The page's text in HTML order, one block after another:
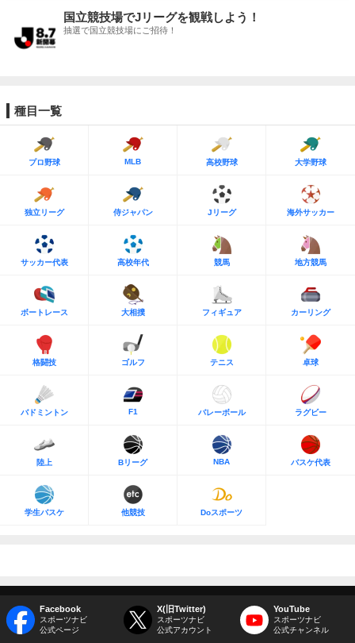
国立競技場でJリーグを観戦しよう！
抽選で国立競技場にご招待！
種目一覧
プロ野球 MLB 高校野球 大学野球
独立リーグ 侍ジャパン Jリーグ 海外サッカー
サッカー代表 高校年代 競馬 地方競馬
ボートレース 大相撲 フィギュア カーリング
格闘技 ゴルフ テニス 卓球
バドミントン F1 バレーボール ラグビー
陸上 Bリーグ NBA バスケ代表
学生バスケ 他競技 Doスポーツ
Facebook
スポーツナビ
公式ページ
X(旧Twitter)
スポーツナビ
公式アカウント
YouTube
スポーツナビ
公式チャンネル